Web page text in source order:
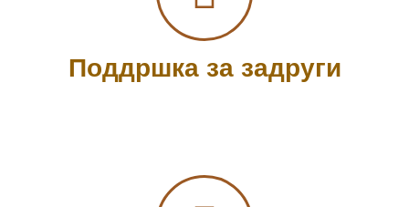
Поддршка за задруги